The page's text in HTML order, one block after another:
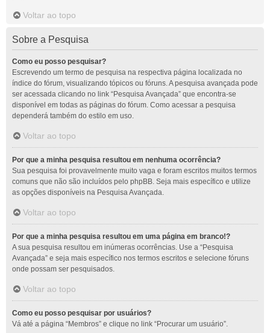
Voltar ao topo
Sobre a Pesquisa
Como eu posso pesquisar?
Escrevendo um termo de pesquisa na respectiva página localizada no
índice do fórum, visualizando tópicos ou fóruns. A pesquisa avançada pode
ser acessada clicando no link “Pesquisa Avançada” que encontra-se
disponível em todas as páginas do fórum. Como acessar a pesquisa
dependerá também do estilo em uso.
Voltar ao topo
Por que a minha pesquisa resultou em nenhuma ocorrência?
Sua pesquisa foi provavelmente muito vaga e foram escritos muitos termos
comuns que não são incluídos pelo phpBB. Seja mais específico e utilize
as opções disponíveis na Pesquisa Avançada.
Voltar ao topo
Por que a minha pesquisa resultou em uma página em branco!?
A sua pesquisa resultou em inúmeras ocorrências. Use a “Pesquisa
Avançada” e seja mais específico nos termos escritos e selecione fóruns
onde possam ser pesquisados.
Voltar ao topo
Como eu posso pesquisar por usuários?
Vá até a página “Membros” e clique no link “Procurar um usuário”.